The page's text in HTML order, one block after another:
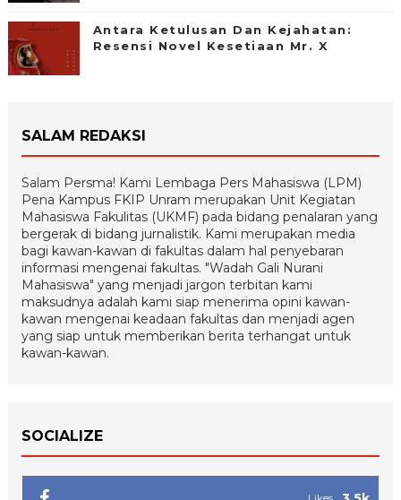
Antara Ketulusan Dan Kejahatan:
Resensi Novel Kesetiaan Mr. X
SALAM REDAKSI
Salam Persma! Kami Lembaga Pers Mahasiswa (LPM)
Pena Kampus FKIP Unram merupakan Unit Kegiatan
Mahasiswa Fakulitas (UKMF) pada bidang penalaran yang
bergerak di bidang jurnalistik. Kami merupakan media
bagi kawan-kawan di fakultas dalam hal penyebaran
informasi mengenai fakultas. "Wadah Gali Nurani
Mahasiswa" yang menjadi jargon terbitan kami
maksudnya adalah kami siap menerima opini kawan-
kawan mengenai keadaan fakultas dan menjadi agen
yang siap untuk memberikan berita terhangat untuk
kawan-kawan.
SOCIALIZE